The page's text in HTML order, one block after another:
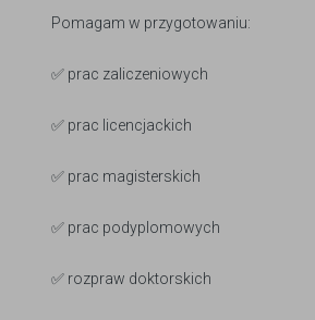
Pomagam w przygotowaniu:
✅ prac zaliczeniowych
✅ prac licencjackich
✅ prac magisterskich
✅ prac podyplomowych
✅ rozpraw doktorskich